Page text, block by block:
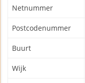
Netnummer
Postcodenummer
Buurt
Wijk